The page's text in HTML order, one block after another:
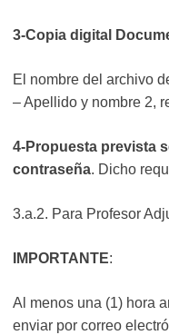
3-Copia digital
El nombre del archivo
– Apellido y nombre 2,
4-Propuesta prevista
contraseña. Dicho
3.a.2. Para Profesor
IMPORTANTE:
Al menos una (1) hora
enviar por correo